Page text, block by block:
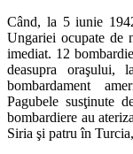
Când, la 5 iunie
Ungariei ocupate de
imediat. 12
deasupra
bombardament
Pagubele susţinute
bombardiere au
Siria şi patru în